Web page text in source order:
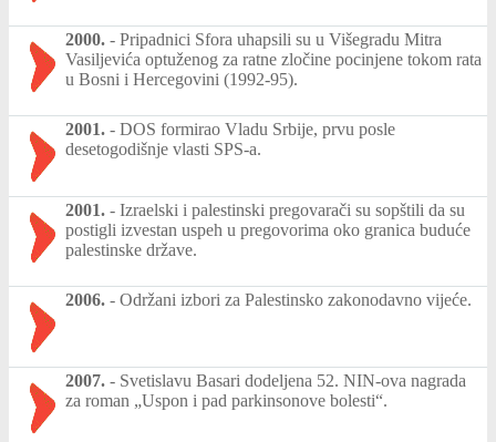
2000. - Pripadnici Sfora uhapsili su u Višegradu Mitra
Vasiljevića optuženog za ratne zločine pocinjene tokom rata
u Bosni i Hercegovini (1992-95).
2001. - DOS formirao Vladu Srbije, prvu posle
desetogodišnje vlasti SPS-a.
2001. - Izraelski i palestinski pregovarači su sopštili da su
postigli izvestan uspeh u pregovorima oko granica buduće
palestinske države.
2006. - Održani izbori za Palestinsko zakonodavno vijeće.
2007. - Svetislavu Basari dodeljena 52. NIN-ova nagrada
za roman „Uspon i pad parkinsonove bolesti“.